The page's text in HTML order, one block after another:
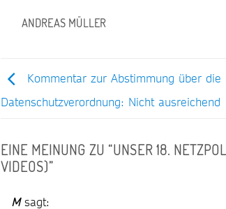
ANDREAS MÜLLER
Kommentar zur Abstimmung über die
Datenschutzverordnung: Nicht ausreichend
EINE MEINUNG ZU “UNSER 18.
VIDEOS)”
M sagt: